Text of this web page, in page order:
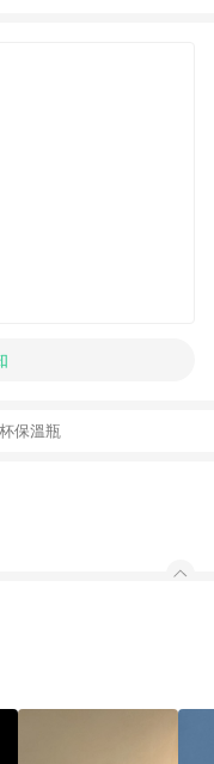
保溫瓶